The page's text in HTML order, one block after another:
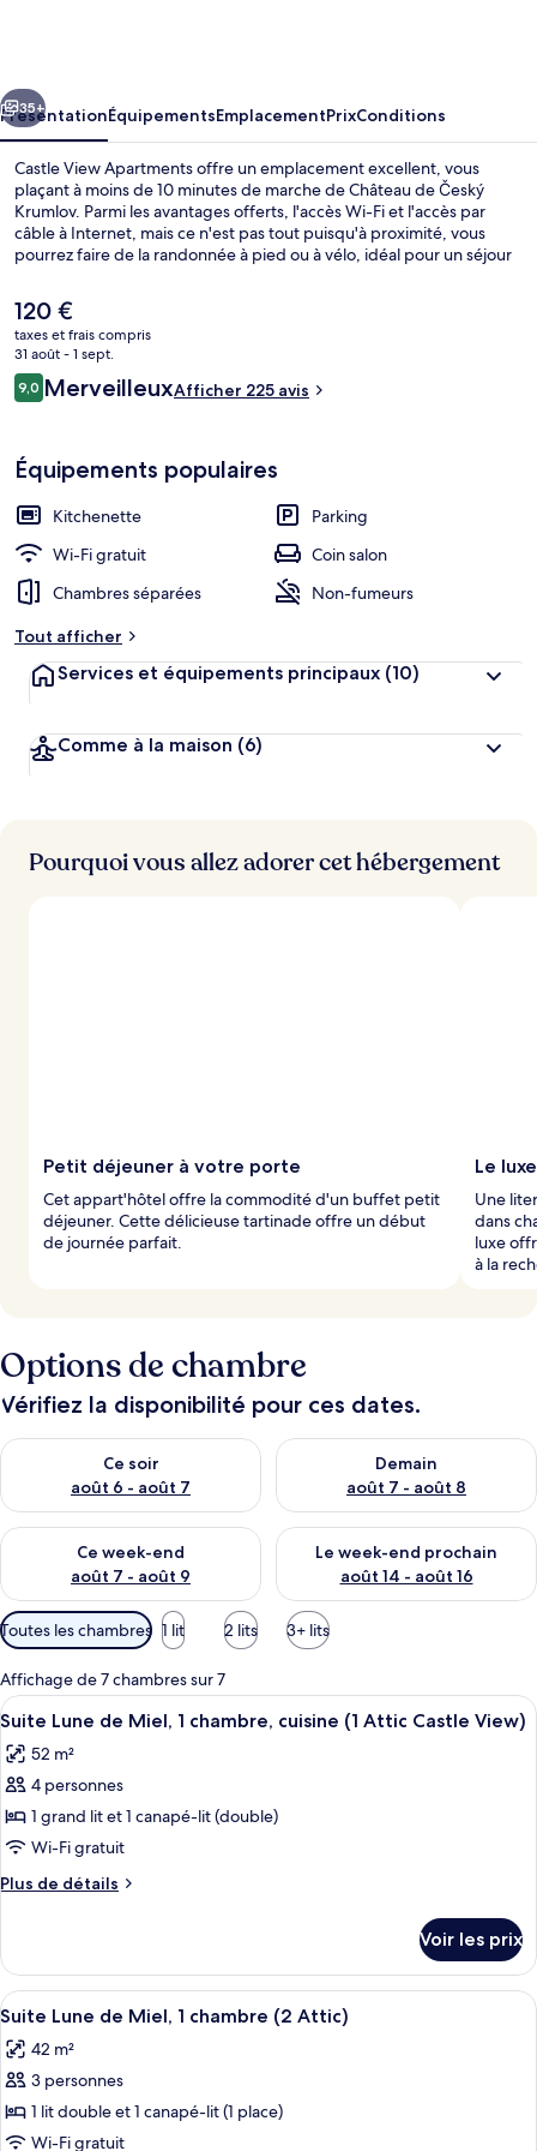
Suivant
35+
PrésentationÉquipementsEmplacementPrixConditions
Castle View Apartments offre un emplacement excellent, vous
plaçant à moins de 10 minutes de marche de Château de Český
Krumlov. Parmi les avantages offerts, l'accès Wi-Fi et l'accès par
câble à Internet, mais ce n'est pas tout puisqu'à proximité, vous
pourrez faire de la randonnée à pied ou à vélo, idéal pour un séjour
pratiques comme une kitchenette, une télévision à écran plat et de
la literie de qualité supérieure. Les autres voyageurs ne disent que
du bien en ce qui concerne le personnel attentionné.
Le
prix
actuel
est
de
120 €
taxes et frais compris
31 août - 1 sept.
Avis
voyageurs
9,09,0 sur 10
MerveilleuxAfficher 225 avis
Équipements populaires
Kitchenette
Parking
Wi-Fi gratuit
Coin salon
Chambres séparées
Non-fumeurs
Tout afficher
Services et équipements principaux (10)
Comme à la maison (6)
Pourquoi vous allez adorer cet hébergement
Petit déjeuner à votre porte
Cet appart'hôtel offre la commodité d'un buffet petit
déjeuner. Cette délicieuse tartinade offre un début
de journée parfait.
Le
Une
dans
luxe
à la
Options de chambre
Vérifiez la disponibilité pour ces dates.
Ce soir
août 6 - août 7
Vérifier la disponibilité pour ce soir août 6 - août 7
Demain
août 7 - août 8
Vérifier la disponibilité pour
Ce week-end
août 7 - août 9
Vérifier la disponibilité pour ce week-end août 7 - août 9
Le week-end prochain
août 14 - août 16
Vérifier la disponibilité pour
Filtres
disponibles
pour
les
chambres
Toutes les chambres 1 lit 2 lits 3+ lits
Affichage de 7 chambres sur 7
Afficher
toutes
les
photos
pour
ce
type
de
Suite
Lune
de
Miel,
1
chambre,
cuisine
Suite Lune de Miel, 1 chambre,
6
Suite Lune de Miel, 1 chambre, cuisine (1 Attic Castle View)
52 m²
4 personnes
1 grand lit et 1 canapé-lit (double)
Wi-Fi gratuit
Plus de détails
Plus
le
type
de
Suite
Lune
Miel,
Voir les prix
Afficher
toutes
les
photos
pour
ce
Une pièce mansardée chaleureuse
5
Suite Lune de Miel, 1 chambre (2 Attic)
42 m²
3 personnes
1 lit double et 1 canapé-lit (1 place)
Wi-Fi gratuit